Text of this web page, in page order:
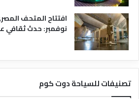
افتتاح المتحف
نوفمبر: حدث ثقافي
تصنيفات للسياحة دوت كوم